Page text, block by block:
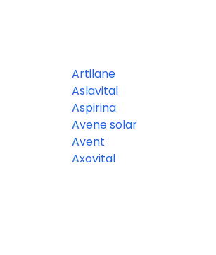
Artilane
Aslavital
Aspirina
Avene solar
Avent
Axovital